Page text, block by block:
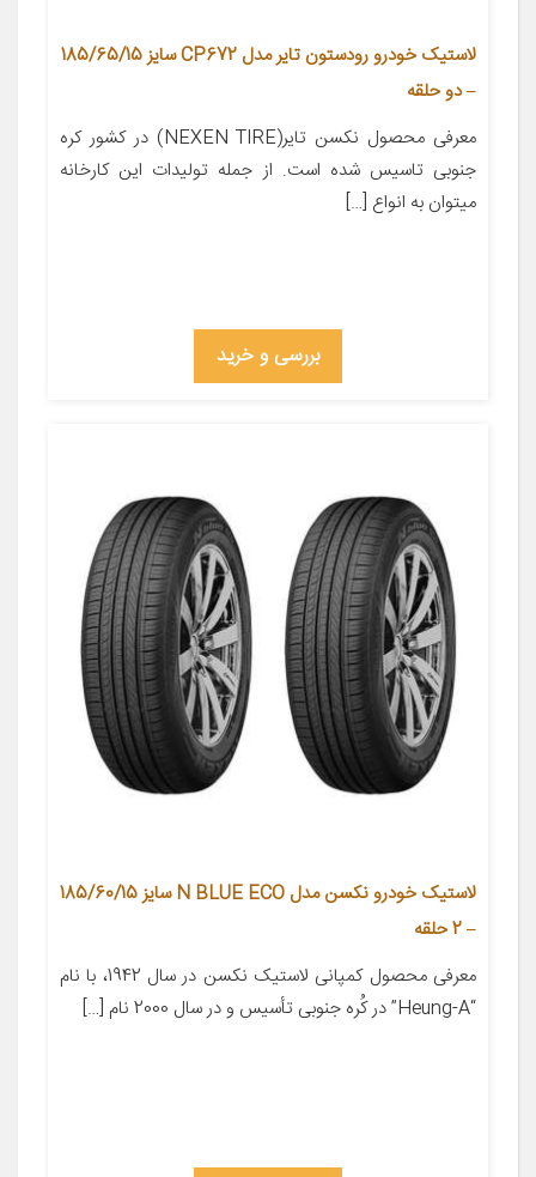
لاستیک خودرو رودستون تایر مدل CP672 سایز 185/65/15
– دو حلقه
معرفی محصول نکسن تایر(NEXEN TIRE) در کشور کره
جنوبی تاسیس شده است. از جمله تولیدات این کارخانه
میتوان به انواع […]
بررسی و خرید
لاستیک خودرو نکسن مدل N BLUE ECO سایز 185/60/15
– 2 حلقه
معرفی محصول کمپانی لاستیک نکسن در سال 1942، با نام
“Heung-A” در کُره­ جنوبی تأسیس و در سال 2000 نام […]